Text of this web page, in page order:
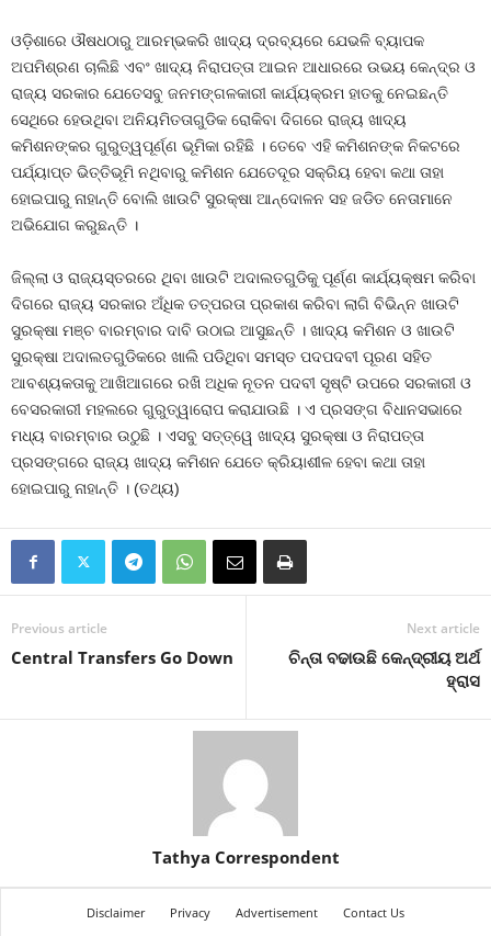
ଓଡ଼ିଶାରେ ଔଷଧଠାରୁ ଆରମ୍ଭକରି ଖାଦ୍ୟ ଦ୍ରବ୍ୟରେ ଯେଭଳି ବ୍ୟାପକ
ଅପମିଶ୍ରଣ ଚାଲିଛି ଏବଂ ଖାଦ୍ୟ ନିରାପତ୍ତା ଆଇନ ଆଧାରରେ ଉଭୟ କେନ୍ଦ୍ର ଓ
ରାଜ୍ୟ ସରକାର ଯେତେସବୁ ଜନମଙ୍ଗଳକାରୀ କାର୍ଯ୍ୟକ୍ରମ ହାତକୁ ନେଇଛନ୍ତି
ସେଥିରେ ହେଉଥିବା ଅନିୟମିତତାଗୁଡିକ ରୋକିବା ଦିଗରେ ରାଜ୍ୟ ଖାଦ୍ୟ
କମିଶନଙ୍କର ଗୁରୁତ୍ୱପୂର୍ଣ୍ଣ ଭୂମିକା ରହିଛି । ତେବେ ଏହି କମିଶନଙ୍କ ନିକଟରେ
ପର୍ଯ୍ୟାପ୍ତ ଭିତ୍ତିଭୂମି ନଥିବାରୁ କମିଶନ ଯେତେଦୂର ସକ୍ରିୟ ହେବା କଥା ତାହା
ହୋଇପାରୁ ନାହାନ୍ତି ବୋଲି ଖାଉଟି ସୁରକ୍ଷା ଆନ୍ଦୋଳନ ସହ ଜଡିତ ନେତାମାନେ
ଅଭିଯୋଗ କରୁଛନ୍ତି ।
ଜିଲ୍ଲା ଓ ରାଜ୍ୟସ୍ତରରେ ଥିବା ଖାଉଟି ଅଦାଲତଗୁଡିକୁ ପୂର୍ଣ୍ଣ କାର୍ଯ୍ୟକ୍ଷମ କରିବା
ଦିଗରେ ରାଜ୍ୟ ସରକାର ଅଁଧିକ ତତ୍ପରତା ପ୍ରକାଶ କରିବା ଲାଗି ବିଭିନ୍ନ ଖାଉଟି
ସୁରକ୍ଷା ମଞ୍ଚ ବାରମ୍ବାର ଦାବି ଉଠାଇ ଆସୁଛନ୍ତି । ଖାଦ୍ୟ କମିଶନ ଓ ଖାଉଟି
ସୁରକ୍ଷା ଅଦାଲତଗୁଡିକରେ ଖାଲି ପଡିଥିବା ସମସ୍ତ ପଦପଦବୀ ପୂରଣ ସହିତ
ଆବଶ୍ୟକତାକୁ ଆଖିଆଗରେ ରଖି ଅଧିକ ନୂତନ ପଦବୀ ସୃଷ୍ଟି ଉପରେ ସରକାରୀ ଓ
ବେସରକାରୀ ମହଲରେ ଗୁରୁତ୍ୱାରୋପ କରାଯାଉଛି । ଏ ପ୍ରସଙ୍ଗ ବିଧାନସଭାରେ
ମଧ୍ୟ ବାରମ୍ବାର ଉଠୁଛି । ଏସବୁ ସତ୍ତ୍ୱେ ଖାଦ୍ୟ ସୁରକ୍ଷା ଓ ନିରାପତ୍ତା
ପ୍ରସଙ୍ଗରେ ରାଜ୍ୟ ଖାଦ୍ୟ କମିଶନ ଯେତେ କ୍ରିୟାଶୀଳ ହେବା କଥା ତାହା
ହୋଇପାରୁ ନାହାନ୍ତି । (ତଥ୍ୟ)
Previous article
Central Transfers Go Down
Next article
ଚିନ୍ତା ବଢାଉଛି କେନ୍ଦ୍ରୀୟ ଅର୍ଥ
ହ୍ରାସ
Tathya Correspondent
Disclaimer Privacy Advertisement Contact Us